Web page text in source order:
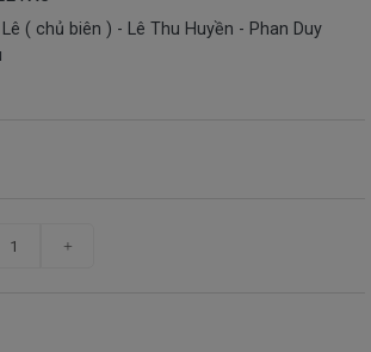
( chủ biên ) - Lê Thu Huyền - Phan Duy